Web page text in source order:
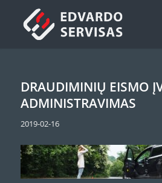
DRAUDIMINIŲ EISMO
ADMINISTRAVIMAS
2019-02-16